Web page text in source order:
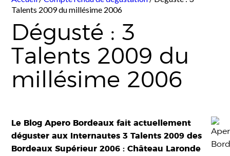
Talents 2009 du millésime 2006
Dégusté : 3
Talents 2009 du
millésime 2006
Le Blog Apero Bordeaux fait actuellement
déguster aux Internautes 3 Talents 2009 des
Bordeaux Supérieur 2006 : Château Laronde